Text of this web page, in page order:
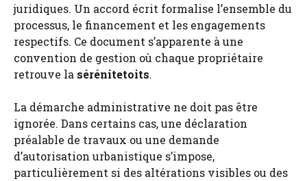
juridiques. Un accord écrit formalise l’ensemble du
processus, le financement et les engagements
respectifs. Ce document s’apparente à une
convention de gestion où chaque propriétaire
retrouve la sérénitetoits.
La démarche administrative ne doit pas être
ignorée. Dans certains cas, une déclaration
préalable de travaux ou une demande
d’autorisation urbanistique s’impose,
particulièrement si des altérations visibles ou des